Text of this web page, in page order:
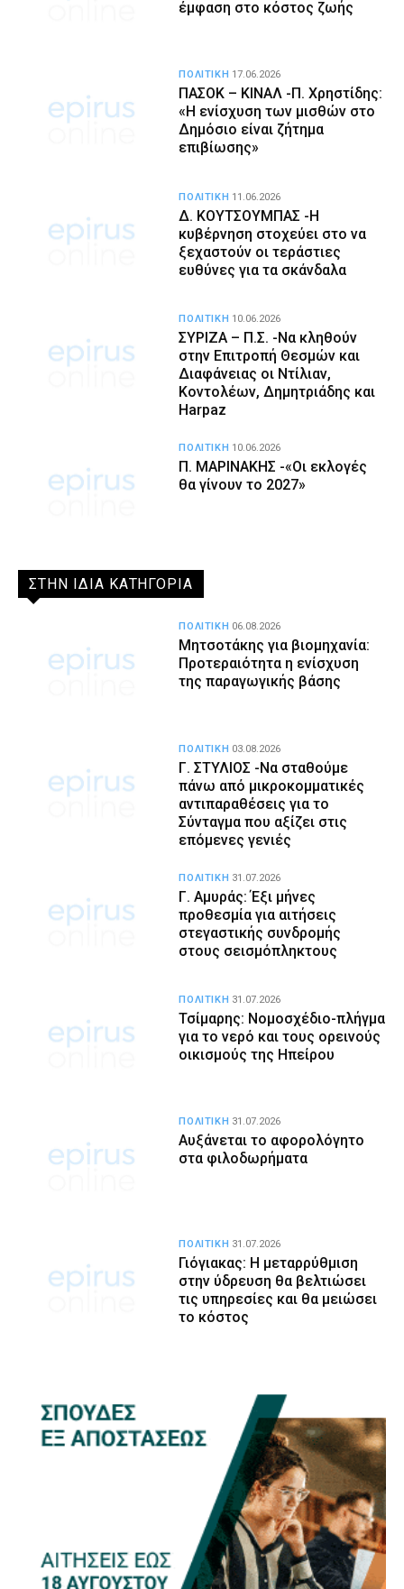
έμφαση στο κόστος ζωής
ΠΑΣΟΚ – ΚΙΝΑΛ -Π. Χρηστίδης:
«Η ενίσχυση των μισθών στο
Δημόσιο είναι ζήτημα
επιβίωσης»
ΠΟΛΙΤΙΚΗ 17.06.2026
Δ. ΚΟΥΤΣΟΥΜΠΑΣ -Η
κυβέρνηση στοχεύει στο να
ξεχαστούν οι τεράστιες
ευθύνες για τα σκάνδαλα
ΠΟΛΙΤΙΚΗ 11.06.2026
ΣΥΡΙΖΑ – Π.Σ. -Να κληθούν
στην Επιτροπή Θεσμών και
Διαφάνειας οι Ντίλιαν,
Κοντολέων, Δημητριάδης και
Harpaz
ΠΟΛΙΤΙΚΗ 10.06.2026
Π. ΜΑΡΙΝΑΚΗΣ -«Οι εκλογές
θα γίνουν το 2027»
ΠΟΛΙΤΙΚΗ 10.06.2026
ΣΤΗΝ ΙΔΙΑ ΚΑΤΗΓΟΡΙΑ
Μητσοτάκης για βιομηχανία:
Προτεραιότητα η ενίσχυση
της παραγωγικής βάσης
ΠΟΛΙΤΙΚΗ 06.08.2026
Γ. ΣΤΥΛΙΟΣ -Να σταθούμε
πάνω από μικροκομματικές
αντιπαραθέσεις για το
Σύνταγμα που αξίζει στις
επόμενες γενιές
ΠΟΛΙΤΙΚΗ 03.08.2026
Γ. Αμυράς: Έξι μήνες
προθεσμία για αιτήσεις
στεγαστικής συνδρομής
στους σεισμόπληκτους
ΠΟΛΙΤΙΚΗ 31.07.2026
Τσίμαρης: Νομοσχέδιο-πλήγμα
για το νερό και τους ορεινούς
οικισμούς της Ηπείρου
ΠΟΛΙΤΙΚΗ 31.07.2026
Αυξάνεται το αφορολόγητο
στα φιλοδωρήματα
ΠΟΛΙΤΙΚΗ 31.07.2026
Γιόγιακας: Η μεταρρύθμιση
στην ύδρευση θα βελτιώσει
τις υπηρεσίες και θα μειώσει
το κόστος
ΠΟΛΙΤΙΚΗ 31.07.2026